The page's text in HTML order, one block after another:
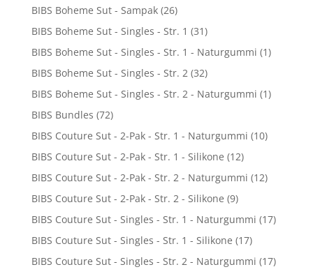
BIBS Boheme Sut - Sampak (26)
BIBS Boheme Sut - Singles - Str. 1 (31)
BIBS Boheme Sut - Singles - Str. 1 - Naturgummi (1)
BIBS Boheme Sut - Singles - Str. 2 (32)
BIBS Boheme Sut - Singles - Str. 2 - Naturgummi (1)
BIBS Bundles (72)
BIBS Couture Sut - 2-Pak - Str. 1 - Naturgummi (10)
BIBS Couture Sut - 2-Pak - Str. 1 - Silikone (12)
BIBS Couture Sut - 2-Pak - Str. 2 - Naturgummi (12)
BIBS Couture Sut - 2-Pak - Str. 2 - Silikone (9)
BIBS Couture Sut - Singles - Str. 1 - Naturgummi (17)
BIBS Couture Sut - Singles - Str. 1 - Silikone (17)
BIBS Couture Sut - Singles - Str. 2 - Naturgummi (17)